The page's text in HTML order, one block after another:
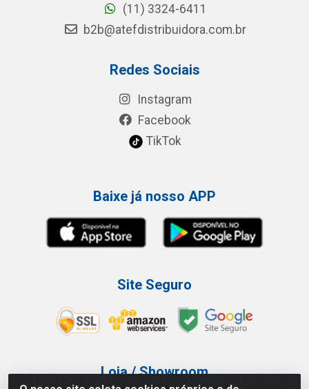
(11) 3324-6411
b2b@atefdistribuidora.com.br
Redes Sociais
Instagram
Facebook
TikTok
Baixe já nosso APP
Site Seguro
Loja / Showroom